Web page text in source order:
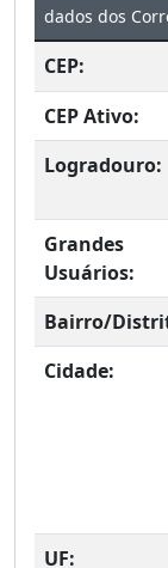
dados dos
CEP:
CEP Ativo:
Logradouro:
Grandes
Usuários:
Bairro/
Cidade:
UF: